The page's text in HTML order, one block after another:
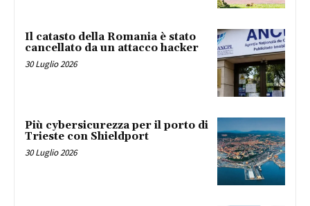
Il catasto della Romania è stato
cancellato da un attacco hacker
30 Luglio 2026
Più cybersicurezza per il porto di
Trieste con Shieldport
30 Luglio 2026